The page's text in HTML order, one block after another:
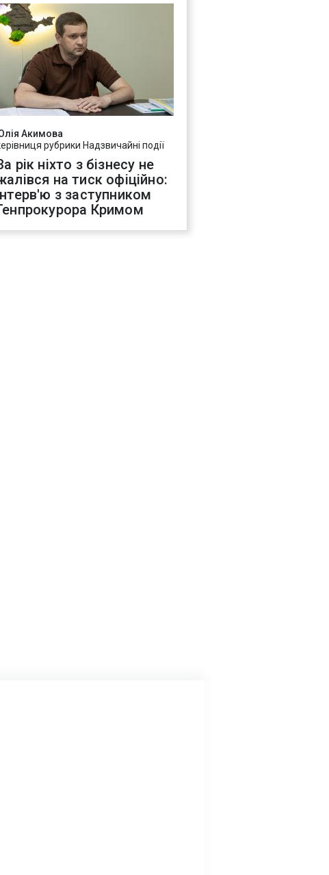
Акимова
рубрики Надзвичайні події
рік ніхто з бізнесу не
на тиск офіційно:
з заступником
Кримом